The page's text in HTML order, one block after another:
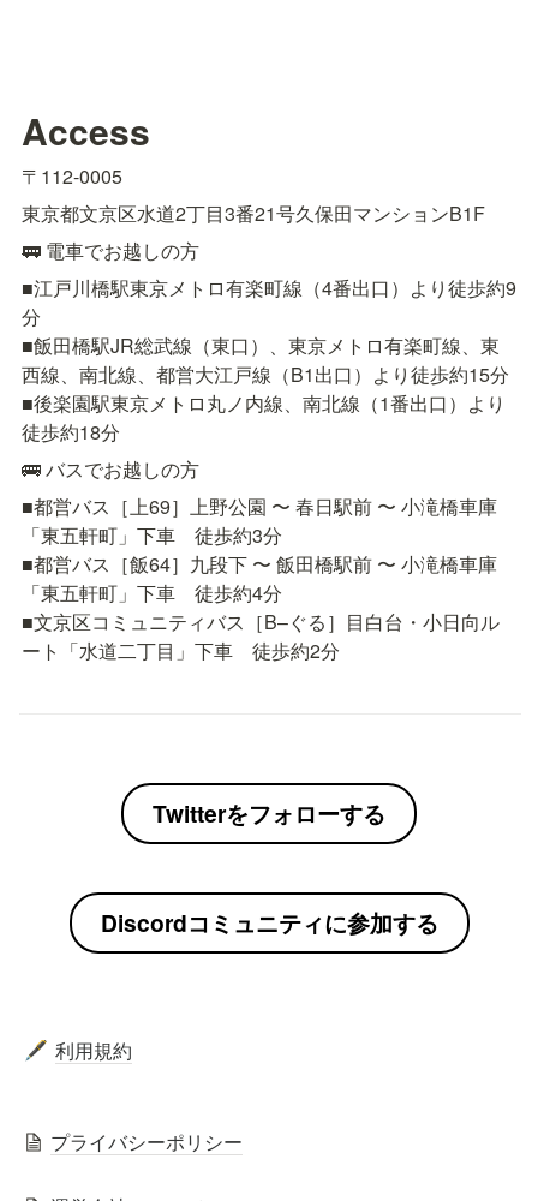
Access
〒112-0005
東京都文京区水道2丁目3番21号久保田マンションB1F
🚃 電車でお越しの方
■江戸川橋駅東京メトロ有楽町線（4番出口）より徒歩約9
分
■飯田橋駅JR総武線（東口）、東京メトロ有楽町線、東
西線、南北線、都営大江戸線（B1出口）より徒歩約15分
■後楽園駅東京メトロ丸ノ内線、南北線（1番出口）より
徒歩約18分
🚌 バスでお越しの方
■都営バス［上69］上野公園 〜 春日駅前 〜 小滝橋車庫
「東五軒町」下車　徒歩約3分
■都営バス［飯64］九段下 〜 飯田橋駅前 〜 小滝橋車庫
「東五軒町」下車　徒歩約4分
■文京区コミュニティバス［B–ぐる］目白台・小日向ル
ート「水道二丁目」下車　徒歩約2分
Twitterをフォローする
Discordコミュニティに参加する
🖋️ 利用規約
プライバシーポリシー